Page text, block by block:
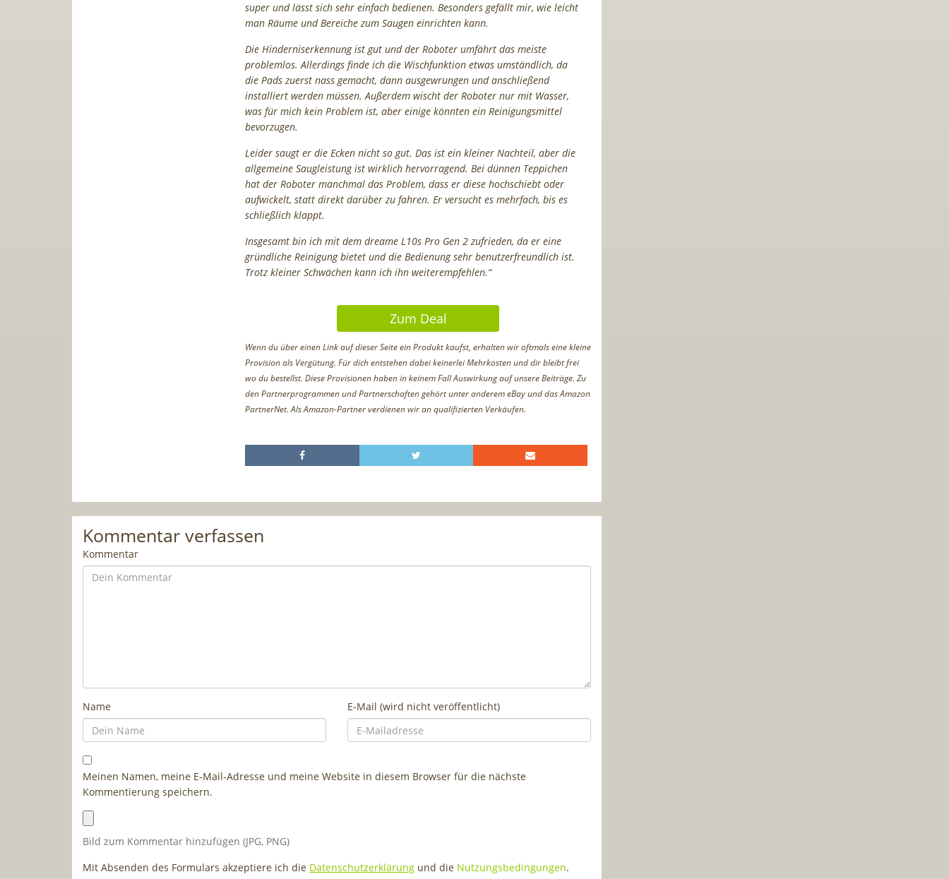
super und lässt sich sehr einfach bedienen. Besonders gefällt mir, wie leicht
man Räume und Bereiche zum Saugen einrichten kann.
Die Hinderniserkennung ist gut und der Roboter umfährt das meiste
problemlos. Allerdings finde ich die Wischfunktion etwas umständlich, da
die Pads zuerst nass gemacht, dann ausgewrungen und anschließend
installiert werden müssen. Außerdem wischt der Roboter nur mit Wasser,
was für mich kein Problem ist, aber einige könnten ein Reinigungsmittel
bevorzugen.
Leider saugt er die Ecken nicht so gut. Das ist ein kleiner Nachteil, aber die
allgemeine Saugleistung ist wirklich hervorragend. Bei dünnen Teppichen
hat der Roboter manchmal das Problem, dass er diese hochschiebt oder
aufwickelt, statt direkt darüber zu fahren. Er versucht es mehrfach, bis es
schließlich klappt.
Insgesamt bin ich mit dem dreame L10s Pro Gen 2 zufrieden, da er eine
gründliche Reinigung bietet und die Bedienung sehr benutzerfreundlich ist.
Trotz kleiner Schwächen kann ich ihn weiterempfehlen.“
Zum Deal
Wenn du über einen Link auf dieser Seite ein Produkt kaufst, erhalten wir oftmals eine kleine
Provision als Vergütung. Für dich entstehen dabei keinerlei Mehrkosten und dir bleibt frei
wo du bestellst. Diese Provisionen haben in keinem Fall Auswirkung auf unsere Beiträge. Zu
den Partnerprogrammen und Partnerschaften gehört unter anderem eBay und das Amazon
PartnerNet. Als Amazon-Partner verdienen wir an qualifizierten Verkäufen.
Kommentar verfassen
Kommentar
Name E-Mail (wird nicht veröffentlicht)
Meinen Namen, meine E-Mail-Adresse und meine Website in diesem Browser für die nächste
Kommentierung speichern.
Bild zum Kommentar hinzufügen (JPG, PNG)
Mit Absenden des Formulars akzeptiere ich die Datenschutzerklärung und die Nutzungsbedingungen.